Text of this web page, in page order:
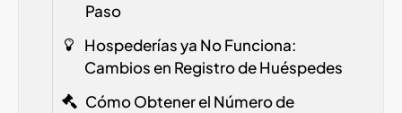
Paso
Hospederías ya No Funciona:
Cambios en Registro de Huéspedes
Cómo Obtener el Número de